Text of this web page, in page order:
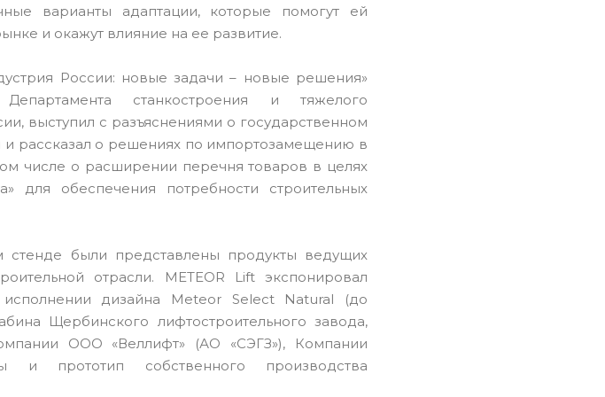
варианты адаптации, которые помогут ей
и окажут влияние на ее развитие.
России: новые задачи – новые решения»
станкостроения и тяжелого
выступил с разъяснениями о государственном
рассказал о решениях по импортозамещению в
числе о расширении перечня товаров в целях
для обеспечения потребности строительных
были представлены продукты ведущих
отрасли. METEOR Lift экспонировал
дизайна Meteor Select Natural (до
Щербинского лифтостроительного завода,
ООО «Веллифт» (АО «СЭГЗ»), Компании
и прототип собственного производства